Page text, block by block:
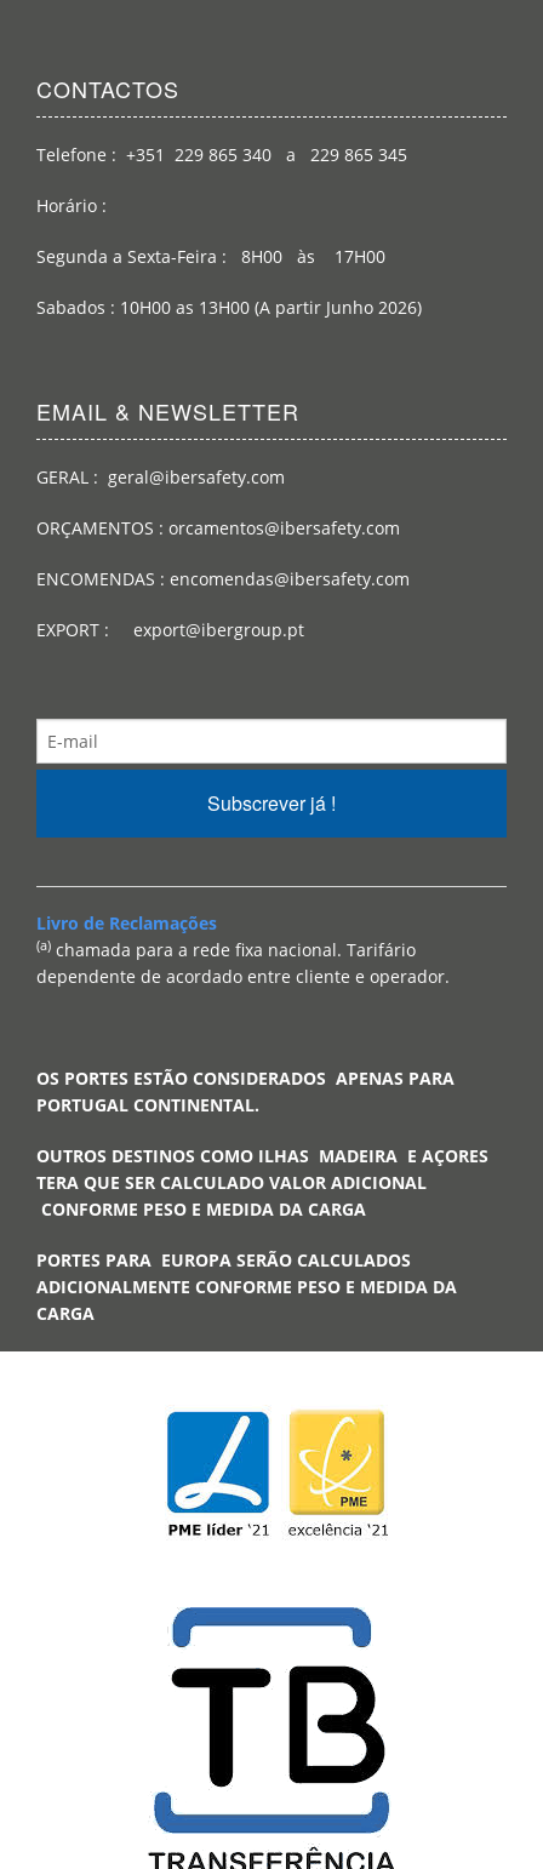
CONTACTOS
Telefone : +351 229 865 340 a 229 865 345
Horário :
Segunda a Sexta-Feira : 8H00 às 17H00
Sabados : 10H00 as 13H00 (A partir Junho 2026)
EMAIL & NEWSLETTER
GERAL : geral@ibersafety.com
ORÇAMENTOS : orcamentos@ibersafety.com
ENCOMENDAS : encomendas@ibersafety.com
EXPORT : export@ibergroup.pt
Subscrever já !
Livro de Reclamações
(a) chamada para a rede fixa nacional. Tarifário
dependente de acordado entre cliente e operador.
OS PORTES ESTÃO CONSIDERADOS APENAS PARA
PORTUGAL CONTINENTAL.
OUTROS DESTINOS COMO ILHAS MADEIRA E AÇORES
TERA QUE SER CALCULADO VALOR ADICIONAL
CONFORME PESO E MEDIDA DA CARGA
PORTES PARA EUROPA SERÃO CALCULADOS
ADICIONALMENTE CONFORME PESO E MEDIDA DA
CARGA